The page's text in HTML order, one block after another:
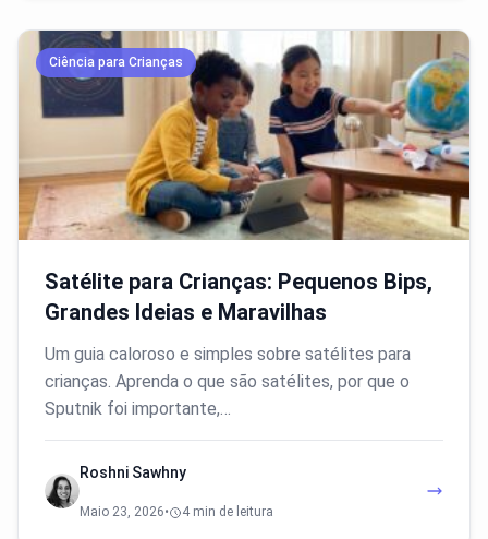
Ciência para Crianças
Satélite para Crianças: Pequenos Bips,
Grandes Ideias e Maravilhas
Um guia caloroso e simples sobre satélites para
crianças. Aprenda o que são satélites, por que o
Sputnik foi importante,…
Roshni Sawhny
Maio 23, 2026• 4 min de leitura